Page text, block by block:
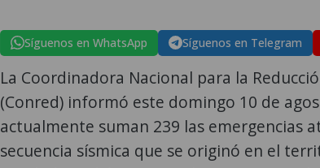
Síguenos en WhatsApp Síguenos en Telegram
La Coordinadora Nacional para la
(Conred) informó este domingo 10 de
actualmente suman 239 las emergencias
secuencia sísmica que se originó en el